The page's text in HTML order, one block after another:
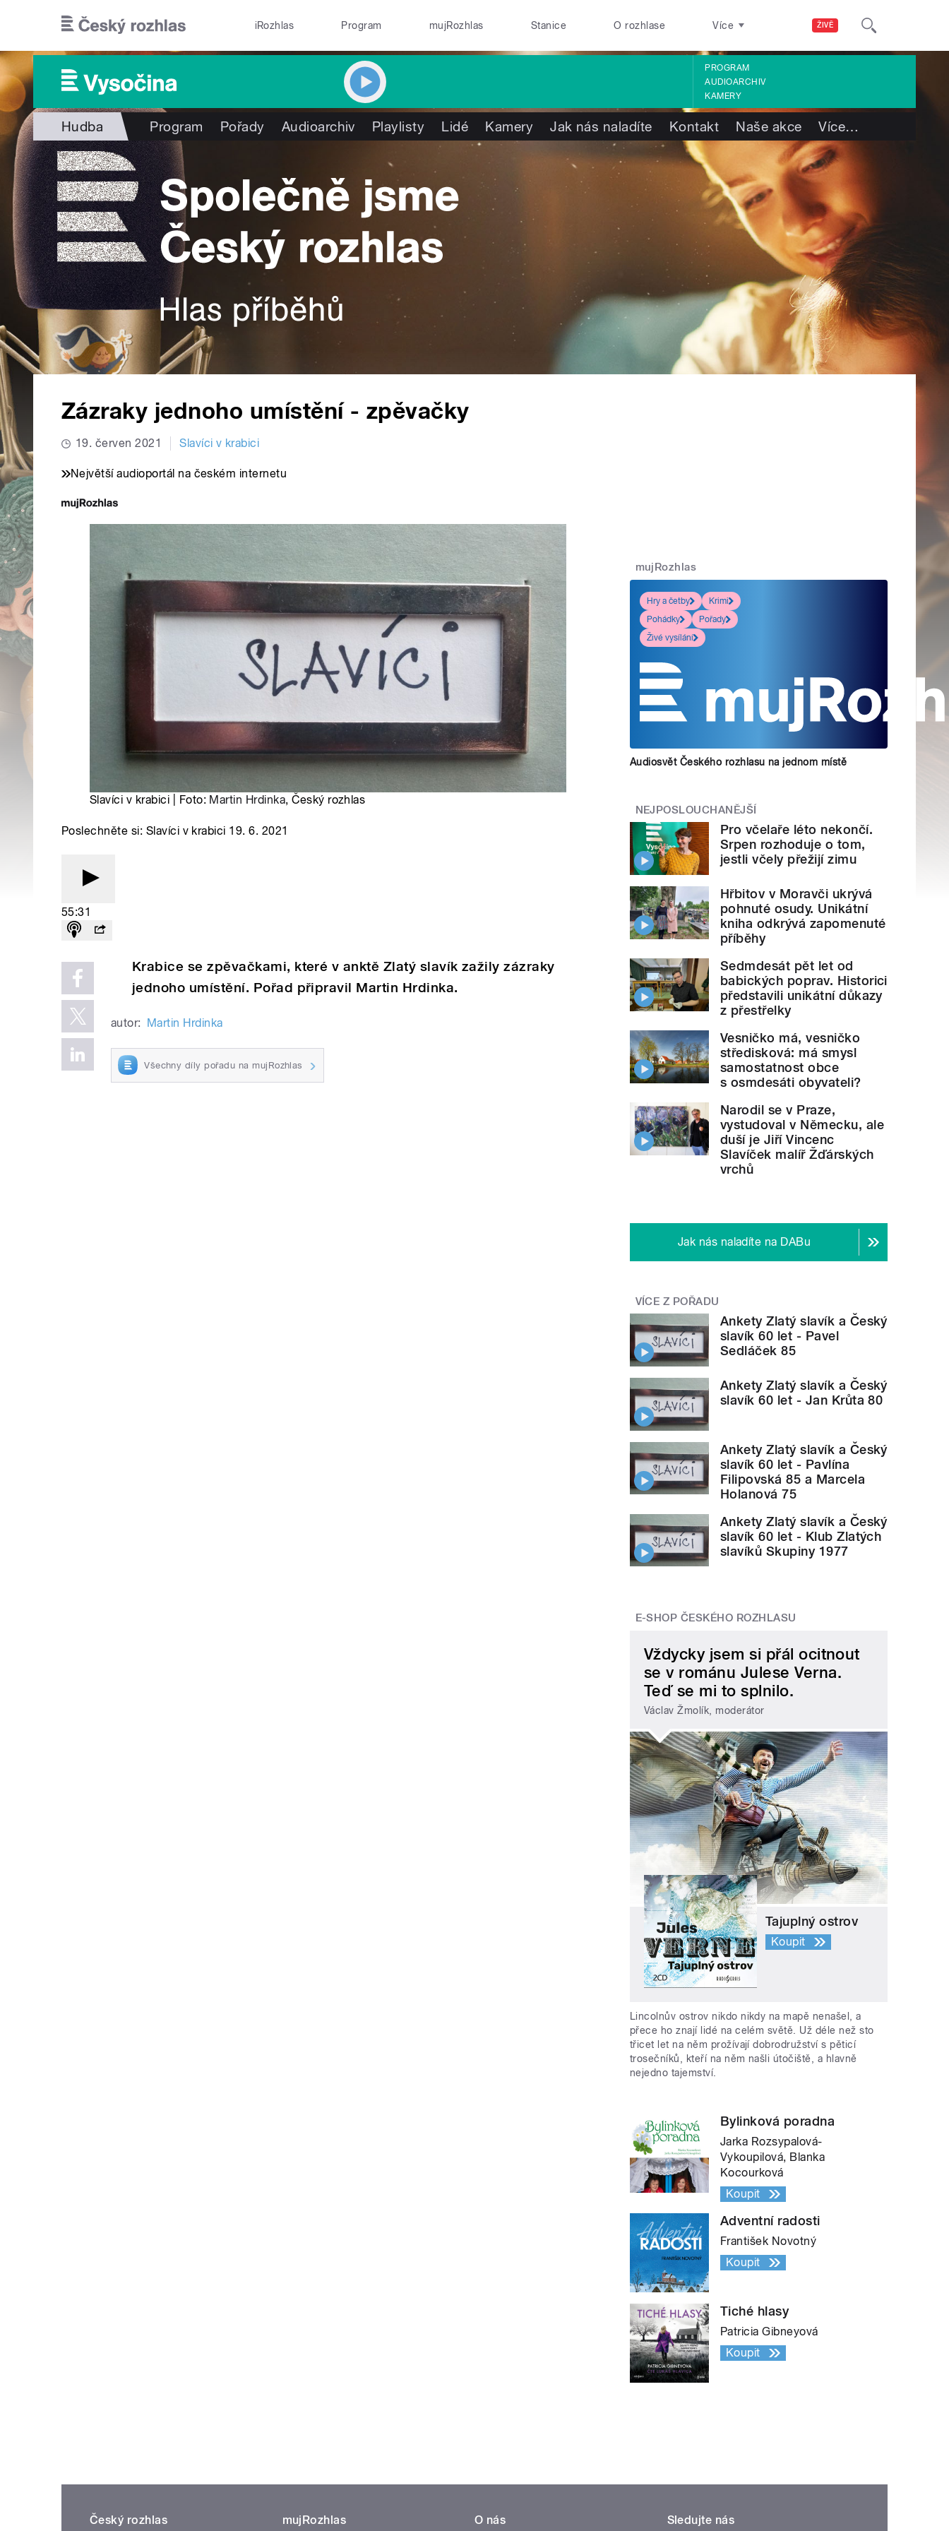
ŽIVĚ
iRozhlas Program mujRozhlas Stanice O rozhlase Více
PROGRAM
AUDIOARCHIV
KAMERY
Hudba Program Pořady Audioarchiv Playlisty Lidé Kamery Jak nás naladíte Kontakt Naše akce Více…
Zázraky jednoho umístění - zpěvačky
19. červen 2021 Slavíci v krabici
Největší audioportál na českém internetu
Slavíci v krabici | Foto: Martin Hrdinka, Český rozhlas
Poslechněte si: Slavíci v krabici 19. 6. 2021
55:31
Krabice se zpěvačkami, které v anktě Zlatý slavík zažily zázraky
jednoho umístění. Pořad připravil Martin Hrdinka.
autor: Martin Hrdinka
Všechny díly pořadu na mujRozhlas
mujRozhlas
Hry a četby
Krimi
Pohádky
Pořady
Živé vysílání
Audiosvět Českého rozhlasu na jednom místě
NEJPOSLOUCHANĚJŠÍ
Pro včelaře léto nekončí.
Srpen rozhoduje o tom,
jestli včely přežijí zimu
Hřbitov v Moravči ukrývá
pohnuté osudy. Unikátní
kniha odkrývá zapomenuté
příběhy
Sedmdesát pět let od
babických poprav. Historici
představili unikátní důkazy
z přestřelky
Vesničko má, vesničko
středisková: má smysl
samostatnost obce
s osmdesáti obyvateli?
Narodil se v Praze,
vystudoval v Německu, ale
duší je Jiří Vincenc
Slavíček malíř Žďárských
vrchů
Jak nás naladíte na DABu
VÍCE Z POŘADU
Ankety Zlatý slavík a Český
slavík 60 let - Pavel
Sedláček 85
Ankety Zlatý slavík a Český
slavík 60 let - Jan Krůta 80
Ankety Zlatý slavík a Český
slavík 60 let - Pavlína
Filipovská 85 a Marcela
Holanová 75
Ankety Zlatý slavík a Český
slavík 60 let - Klub Zlatých
slavíků Skupiny 1977
E-SHOP ČESKÉHO ROZHLASU
Vždycky jsem si přál ocitnout
se v románu Julese Verna.
Teď se mi to splnilo.
Václav Žmolík, moderátor
Tajuplný ostrov
Koupit
Lincolnův ostrov nikdo nikdy na mapě nenašel, a
přece ho znají lidé na celém světě. Už déle než sto
třicet let na něm prožívají dobrodružství s pěticí
trosečníků, kteří na něm našli útočiště, a hlavně
nejedno tajemství.
Bylinková poradna
Jarka Rozsypalová-
Vykoupilová, Blanka
Kocourková
Koupit
Adventní radosti
František Novotný
Koupit
Tiché hlasy
Patricia Gibneyová
Koupit
Český rozhlas mujRozhlas O nás Sledujte nás